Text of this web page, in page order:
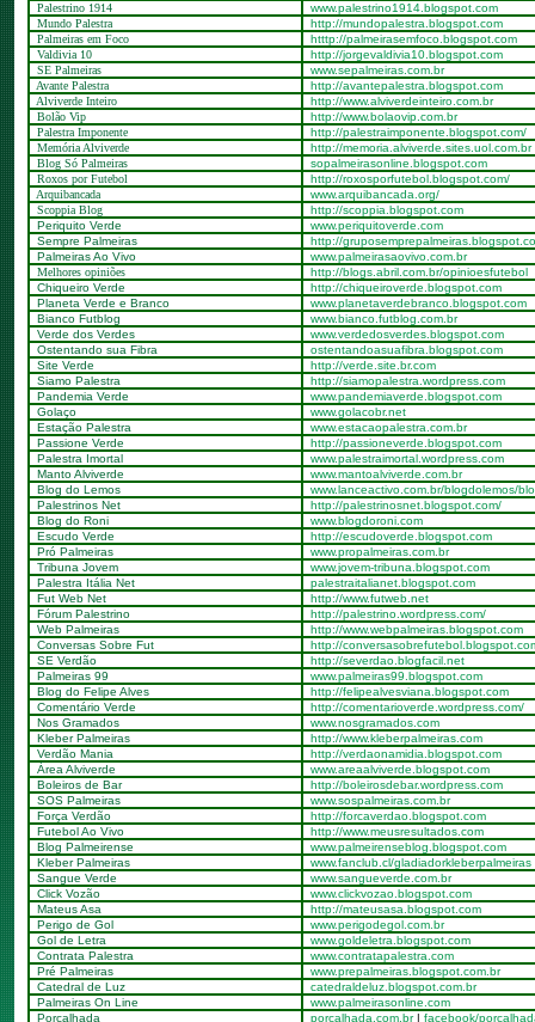
Palestrino 1914
www.palestrino1914.blogspot.com
Mundo Palestra
http://mundopalestra.blogspot.com
Palmeiras em Foco
htttp://palmeirasemfoco.blogspot.com
Valdivia 10
http://jorgevaldivia10.blogspot.com
SE Palmeiras
www.sepalmeiras.com.br
Avante Palestra
http://avantepalestra.blogspot.com
Alviverde Inteiro
http://www.alviverdeinteiro.com.br
Bolão Vip
http://www.bolaovip.com.br
Palestra Imponente
http://palestraimponente.blogspot.com/
Memória Alviverde
http://memoria.alviverde.sites.uol.com.br
Blog Só Palmeiras
sopalmeirasonline.blogspot.com
Roxos por Futebol
http://roxosporfutebol.blogspot.com/
Arquibancada
www.arquibancada.org/
Scoppia Blog
http://scoppia.blogspot.com
Periquito Verde
www.periquitoverde.com
Sempre Palmeiras
http://
Palmeiras Ao Vivo
www.palmeirasaovivo.com.br
Melhores opiniões
http://blogs.abril.com.br/opinioesfutebol
Chiqueiro Verde
http://chiqueiroverde.blogspot.com
Planeta Verde e Branco
www.planetaverdebranco.blogspot.com
Bianco Futblog
www.bianco.futblog.com.br
Verde dos Verdes
www.verdedosverdes.blogspot.com
Ostentando sua Fibra
ostentandoasuafibra.blogspot.com
Site Verde
http://verde.site.br.com
Siamo Palestra
http://siamopalestra.wordpress.com
Pandemia Verde
www.pandemiaverde.blogspot.com
Golaço
www.golacobr.net
Estação Palestra
www.estacaopalestra.com.br
Passione Verde
http://passioneverde.blogspot.com
Palestra Imortal
www.palestraimortal.wordpress.com
Manto Alviverde
www.mantoalviverde.com.br
Blog do Lemos
www.lanceactivo.com.br/blogdolemos/
Palestrinos Net
http://palestrinosnet.blogspot.com/
Blog do Roni
www.blogdoroni.com
Escudo Verde
http://escudoverde.blogspot.com
Pró Palmeiras
www.propalmeiras.com.br
Tribuna Jovem
www.jovem-tribuna.blogspot.com
Palestra Itália Net
palestraitalianet.blogspot.com
Fut Web Net
http://www.futweb.net
Fórum Palestrino
http://palestrino.wordpress.com/
Web Palmeiras
http://www.webpalmeiras.blogspot.com
Conversas Sobre Fut
http://
SE Verdão
http://severdao.blogfacil.net
Palmeiras 99
www.palmeiras99.blogspot.com
Blog do Felipe Alves
http://felipealvesviana.blogspot.com
Comentário Verde
http://comentarioverde.wordpress.com/
Nos Gramados
www.nosgramados.com
Kleber Palmeiras
http://www.kleberpalmeiras.com
Verdão Mania
http://verdaonamidia.blogspot.com
Área Alviverde
www.areaalviverde.blogspot.com
Boleiros de Bar
http://boleirosdebar.wordpress.com
SOS Palmeiras
www.sospalmeiras.com.br
Força Verdão
http://forcaverdao.blogspot.com
Futebol Ao Vivo
http://www.meusresultados.com
Blog Palmeirense
www.palmeirenseblog.blogspot.com
Kleber Palmeiras
www.fanclub.cl/gladiadorkleberpalmeiras
Sangue Verde
www.sangueverde.com.br
Click Vozão
www.clickvozao.blogspot.com
Mateus Asa
http://mateusasa.blogspot.com
Perigo de Gol
www.perigodegol.com.br
Gol de Letra
www.goldeletra.blogspot.com
Contrata Palestra
www.contratapalestra.com
Pré Palmeiras
www.prepalmeiras.blogspot.com.br
Catedral de Luz
catedraldeluz.blogspot.com.br
Palmeiras On Line
www.palmeirasonline.com
Porcalhada
porcalhada.com.br| facebook/